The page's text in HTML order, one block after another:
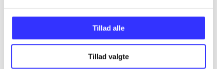
Tillad alle
Tillad valgte
Minder om